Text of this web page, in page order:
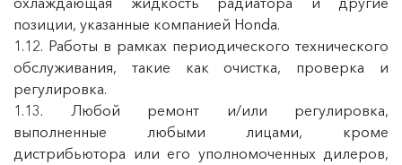
позиции, указанные компанией Honda.
1.12. Работы в рамках периодического технического
обслуживания, такие как очистка, проверка и
регулировка.
1.13. Любой ремонт и/или регулировка,
выполненные любыми лицами, кроме
дистрибьютора или его уполномоченных дилеров,